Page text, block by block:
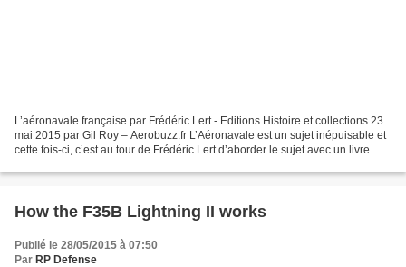
L’aéronavale française par Frédéric Lert - Editions Histoire et collections 23
mai 2015 par Gil Roy – Aerobuzz.fr L’Aéronavale est un sujet inépuisable et
cette fois-ci, c’est au tour de Frédéric Lert d’aborder le sujet avec un livre
How the F35B Lightning II works
Publié le 28/05/2015 à 07:50
Par RP Defense